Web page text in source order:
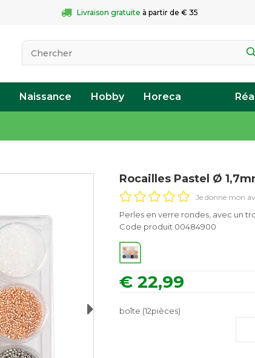
Livraison gratuite à partir de € 35
Naissance Hobby Horeca
Next
Rocailles Pastel Ø
Je donne mon
Perles en verre rondes, avec un
Code produit 00484900
€ 22,99
boîte (12pièces)